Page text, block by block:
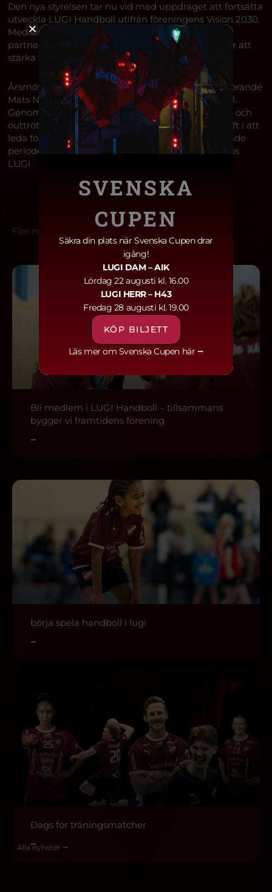
Den nya styrelsen tar nu vid med uppdraget att fortsätta
utveckla LUGI Handboll utifrån föreningens Vision 2030.
Med stöd från medlemmar, ledare, ideella krafter,
partners och medarbetare ska arbetet fortsätta för att
stärka föreningen både på och utanför planen.
Årsmötet beslutade också att utse avgående ordförande
Mats Nilsson till hedersordförande i LUGI Handboll.
Genom sitt modiga ledarskap, stora engagemang och
outtröttliga arbete har han varit en avgörande kraft i att
leda föreningen genom en av dess mest utmanande
perioder och samtidigt lagt grunden för framtidens
LUGI.
Fler nyheter
Bli medlem i LUGI Handboll – tillsammans
bygger vi framtidens förening
⭢
börja spela handboll i lugi
⭢
Dags för träningsmatcher
⭢
Alla nyheter ⭢
SVENSKA
CUPEN
Säkra din plats när Svenska Cupen drar
igång!
LUGI DAM– AIK
Lördag 22 augusti kl. 16.00
LUGI HERR– H43
Fredag 28 augusti kl. 19.00
KÖP BILJETT
Läs mer om Svenska Cupen här ⭢